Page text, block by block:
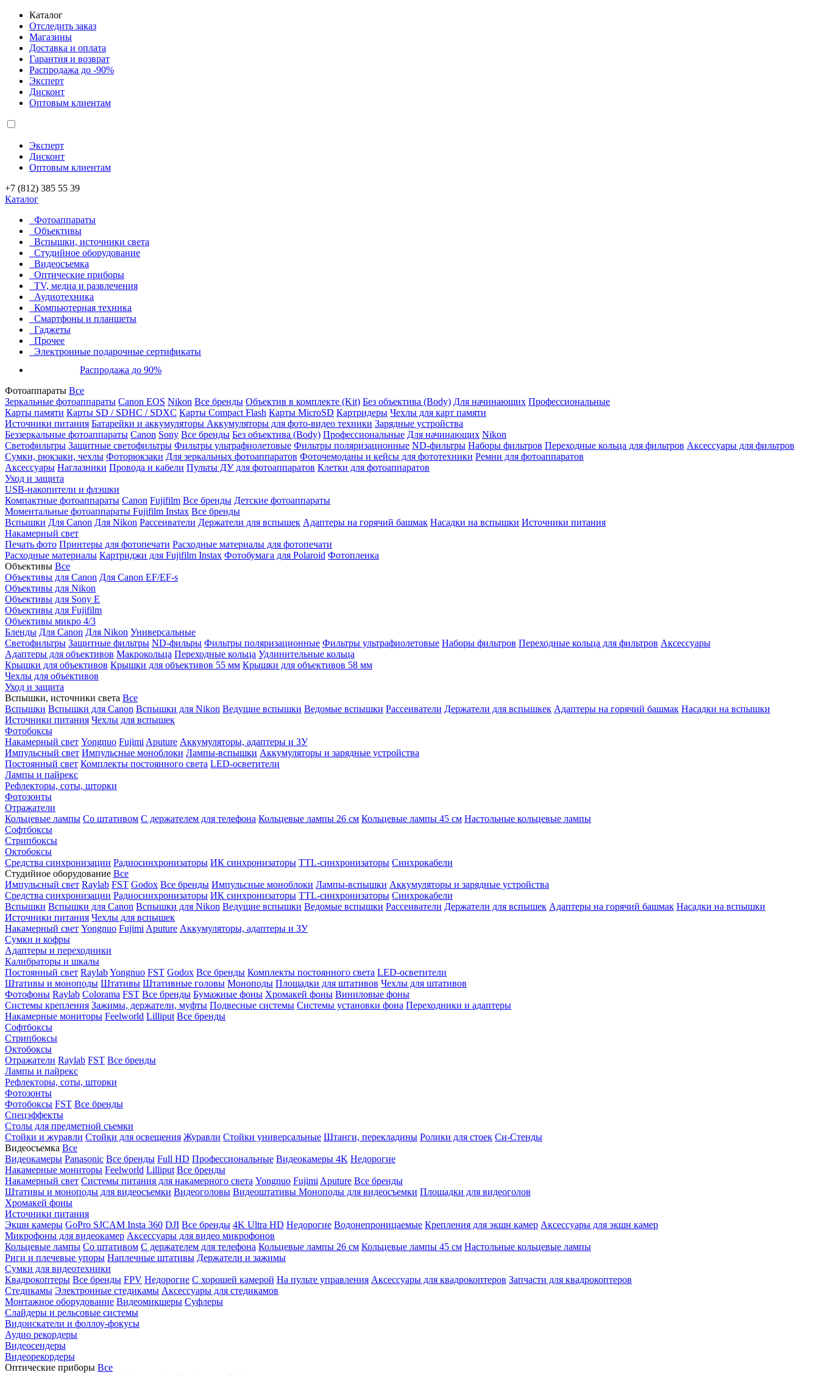
Каталог
Отследить заказ
Магазины
Доставка и оплата
Гарантия и возврат
Распродажа до -90%
Эксперт
Дисконт
Оптовым клиентам
Эксперт
Дисконт
Оптовым клиентам
+7 (812) 385 55 39
Каталог
Фотоаппараты
Объективы
Вспышки, источники света
Студийное оборудование
Видеосъемка
Оптические приборы
TV, медиа и развлечения
Аудиотехника
Компьютерная техника
Смартфоны и планшеты
Гаджеты
Прочее
Электронные подарочные сертификаты
Распродажа до 90%
Фотоаппараты Все
Зеркальные фотоаппараты Canon EOS Nikon Все бренды Объектив в комплекте (Kit) Без объектива (Body) Для начинающих Профессиональные
Карты памяти Карты SD / SDHC / SDXC Карты Compact Flash Карты MicroSD Картридеры Чехлы для карт памяти
Источники питания Батарейки и аккумуляторы Аккумуляторы для фото-видео техники Зарядные устройства
Беззеркальные фотоаппараты Canon Sony Все бренды Без объектива (Body) Профессиональные Для начинающих Nikon
Светофильтры Защитные светофильтры Фильтры ультрафиолетовые Фильтры поляризационные ND-фильтры Наборы фильтров Переходные кольца для фильтров Аксессуары для фильтров
Сумки, рюкзаки, чехлы Фоторюкзаки Для зеркальных фотоаппаратов Фоточемоданы и кейсы для фототехники Ремни для фотоаппаратов
Аксессуары Наглазники Провода и кабели Пульты ДУ для фотоаппаратов Клетки для фотоаппаратов
Уход и защита
USB-накопители и флэшки
Компактные фотоаппараты Canon Fujifilm Все бренды Детские фотоаппараты
Моментальные фотоаппараты Fujifilm Instax Все бренды
Вспышки Для Canon Для Nikon Рассеиватели Держатели для вспышек Адаптеры на горячий башмак Насадки на вспышки Источники питания
Накамерный свет
Печать фото Принтеры для фотопечати Расходные материалы для фотопечати
Расходные материалы Картриджи для Fujifilm Instax Фотобумага для Polaroid Фотопленка
Объективы Все
Объективы для Canon Для Canon EF/EF-s
Объективы для Nikon
Объективы для Sony E
Объективы для Fujifilm
Объективы микро 4/3
Бленды Для Canon Для Nikon Универсальные
Светофильтры Защитные фильтры ND-фильры Фильтры поляризационные Фильтры ультрафиолетовые Наборы фильтров Переходные кольца для фильтров Аксессуары
Адаптеры для объективов Макрокольца Переходные кольца Удлинительные кольца
Крышки для объективов Крышки для объективов 55 мм Крышки для объективов 58 мм
Чехлы для объективов
Уход и защита
Вспышки, источники света Все
Вспышки Вспышки для Canon Вспышки для Nikon Ведущие вспышки Ведомые вспышки Рассеиватели Держатели для вспышкек Адаптеры на горячий башмак Насадки на вспышки
Источники питания Чехлы для вспышек
Фотобоксы
Накамерный свет Yongnuo Fujimi Aputure Аккумуляторы, адаптеры и ЗУ
Импульсный свет Импульсные моноблоки Лампы-вспышки Аккумуляторы и зарядные устройства
Постоянный свет Комплекты постоянного света LED-осветители
Лампы и пайрекс
Рефлекторы, соты, шторки
Фотозонты
Отражатели
Кольцевые лампы Со штативом С держателем для телефона Кольцевые лампы 26 см Кольцевые лампы 45 см Настольные кольцевые лампы
Софтбоксы
Стрипбоксы
Октобоксы
Средства синхронизации Радиосинхронизаторы ИК синхронизаторы TTL-синхронизаторы Синхрокабели
Студийное оборудование Все
Импульсный свет Raylab FST Godox Все бренды Импульсные моноблоки Лампы-вспышки Аккумуляторы и зарядные устройства
Средства синхронизации Радиосинхронизаторы ИК синхронизаторы TTL-синхронизаторы Синхрокабели
Вспышки Вспышки для Canon Вспышки для Nikon Ведущие вспышки Ведомые вспышки Рассеиватели Держатели для вспышек Адаптеры на горячий башмак Насадки на вспышки
Источники питания Чехлы для вспышек
Накамерный свет Yongnuo Fujimi Aputure Аккумуляторы, адаптеры и ЗУ
Сумки и кофры
Адаптеры и переходники
Калибраторы и шкалы
Постоянный свет RaylabYongnuo FST Godox Все бренды Комплекты постоянного света LED-осветители
Штативы и моноподы Штативы Штативные головы Моноподы Площадки для штативов Чехлы для штативов
Фотофоны Raylab Colorama FST Все бренды Бумажные фоны Хромакей фоны Виниловые фоны
Системы крепления Зажимы, держатели, муфты Подвесные системы Системы установки фона Переходники и адаптеры
Накамерные мониторы Feelworld Lilliput Все бренды
Софтбоксы
Стрипбоксы
Октобоксы
Отражатели Raylab FST Все бренды
Лампы и пайрекс
Рефлекторы, соты, шторки
Фотозонты
Фотобоксы FST Все бренды
Спецэффекты
Столы для предметной съемки
Стойки и журавли Стойки для освещения Журавли Стойки универсальные Штанги, перекладины Ролики для стоек Си-Стенды
Видеосъемка Все
Видеокамеры Panasonic Все бренды Full HD Профессиональные Видеокамеры 4K Недорогие
Накамерные мониторы Feelworld Lilliput Все бренды
Накамерный свет Системы питания для накамерного света Yongnuo Fujimi Aputure Все бренды
Штативы и моноподы для видеосъемки Видеоголовы Видеоштативы Моноподы для видеосъемки Площадки для видеоголов
Хромакей фоны
Источники питания
Экшн камеры GoPro SJCAM Insta 360 DJI Все бренды 4K Ultra HD Недорогие Водонепроницаемые Крепления для экшн камер Аксессуары для экшн камер
Микрофоны для видеокамер Аксессуары для видео микрофонов
Кольцевые лампы Со штативом C держателем для телефона Кольцевые лампы 26 см Кольцевые лампы 45 см Настольные кольцевые лампы
Риги и плечевые упоры Наплечные штативы Держатели и зажимы
Сумки для видеотехники
Квадрокоптеры Все бренды FPV Недорогие С хорошей камерой На пульте управления Аксессуары для квадрокоптеров Запчасти для квадрокоптеров
Стедикамы Электронные стедикамы Аксессуары для стедикамов
Монтажное оборудование Видеомикшеры Суфлеры
Слайдеры и рельсовые системы
Видоискатели и фоллоу-фокусы
Аудио рекордеры
Видеосендеры
Видеорекордеры
Оптические приборы Все